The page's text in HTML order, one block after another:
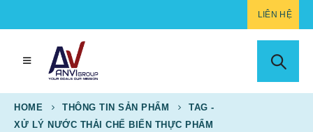
LIÊN HỆ
HOME THÔNG TIN SẢN PHẨM
TAG -
XỬ LÝ NƯỚC THẢI CHẾ BIẾN THỰC PHẨM